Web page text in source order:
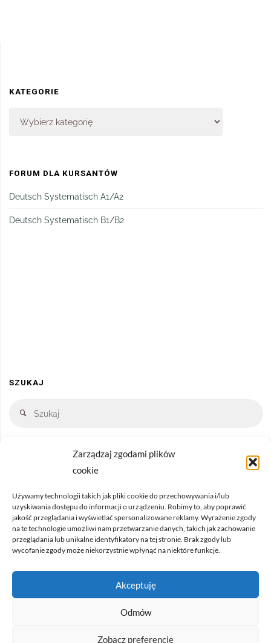
Zarządzaj zgodami plików
cookie
Używamy technologii takich jak pliki cookie do przechowywania i/lub
uzyskiwania dostępu do informacji o urządzeniu. Robimy to, aby poprawić
jakość przeglądania i wyświetlać spersonalizowane reklamy. Wyrażenie zgody
na te technologie umożliwi nam przetwarzanie danych, takich jak zachowanie
przeglądania lub unikalne identyfikatory na tej stronie. Brak zgody lub
wycofanie zgody może niekorzystnie wpłynąć na niektóre funkcje.
Akceptuję
Odmów
Zobacz preferencje
KATEGORIE
FORUM DLA KURSANTÓW
Deutsch Systematisch A1/A2
Deutsch Systematisch B1/B2
SZUKAJ
Regulamin sklepu|Polityka prywatności
Regulamin newslettera Klauzula Facebook
2024 język niemiecki dla każdego |Projekt i realizacja